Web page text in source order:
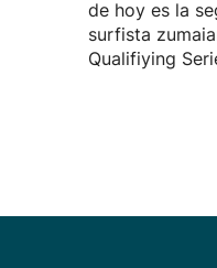
de hoy es la
surfista
Qualifiying